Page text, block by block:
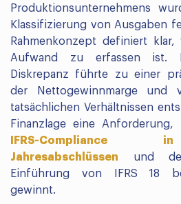
Produktionsunternehmens
Klassifizierung von Ausgaben
Rahmenkonzept definiert
Aufwand zu erfassen ist.
Diskrepanz führte zu einer
der Nettogewinnmarge und
tatsächlichen Verhältnissen
Finanzlage eine
IFRS-Compliance
Jahresabschlüssen und der
Einführung von IFRS 18
gewinnt.